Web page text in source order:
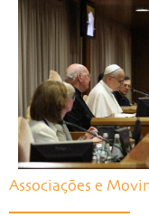
Associações e